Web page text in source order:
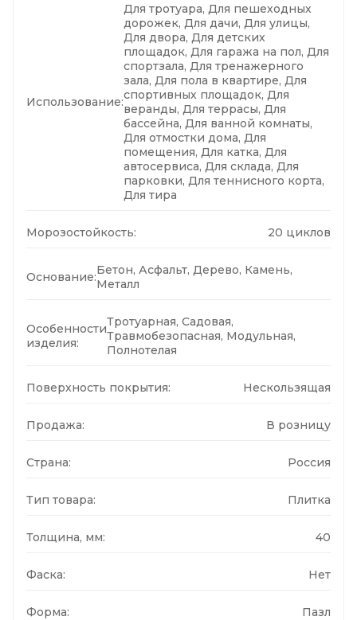
Использование:
Для тротуара, Для пешеходных
дорожек, Для дачи, Для улицы,
Для двора, Для детских
площадок, Для гаража на пол, Для
спортзала, Для тренажерного
зала, Для пола в квартире, Для
спортивных площадок, Для
веранды, Для террасы, Для
бассейна, Для ванной комнаты,
Для отмостки дома, Для
помещения, Для катка, Для
автосервиса, Для склада, Для
парковки, Для теннисного корта,
Для тира
Морозостойкость: 20 циклов
Основание:Бетон, Асфальт, Дерево, Камень,
Металл
Особенности
изделия:
Тротуарная, Садовая,
Травмобезопасная, Модульная,
Полнотелая
Поверхность покрытия: Нескользящая
Продажа: В розницу
Страна: Россия
Тип товара: Плитка
Толщина, мм: 40
Фаска: Нет
Форма: Пазл